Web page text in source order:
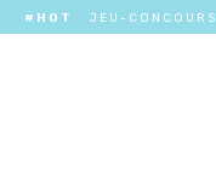
#HOT JEU-CONCOURS